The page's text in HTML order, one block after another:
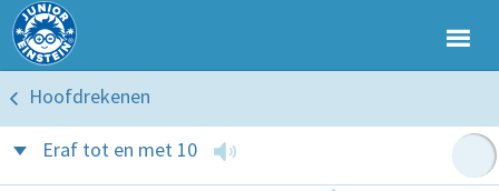
Hoofdrekenen
Eraf tot en met 10